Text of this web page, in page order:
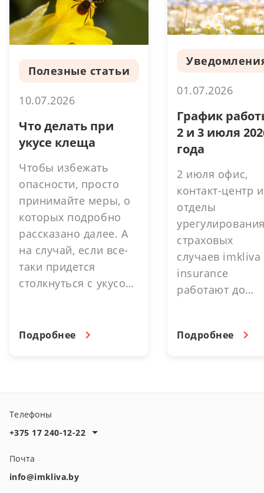
Полезные статьи
10.07.2026
Что делать при
укусе клеща
Чтобы избежать
опасности, просто
принимайте меры, о
которых подробно
рассказано далее. А
на случай, если все-
таки придется
столкнуться с укусом,
упростить процесс. В
Подробнее
01.07.2026
График
2 и 3 июля
года
2 июля офис,
контакт-центр и
отделы
страховых
случаев imkliva
insurance
работают до
выходной день.
Подробнее
Телефоны
+375 17 240-12-22
Почта
info@imkliva.by